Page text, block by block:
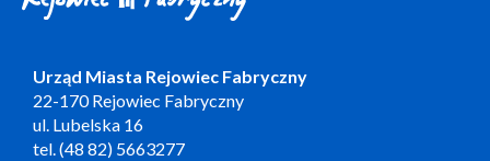
Urząd Miasta Rejowiec Fabryczny
22-170 Rejowiec Fabryczny
ul. Lubelska 16
tel. (48 82) 5663277